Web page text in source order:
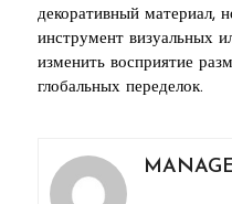
декоративный материал,
инструмент визуальных
изменить восприятие
глобальных переделок.